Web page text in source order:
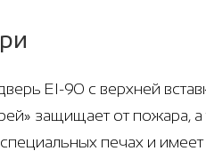
EI-90 с верхней
защищает от пожара,
печах и